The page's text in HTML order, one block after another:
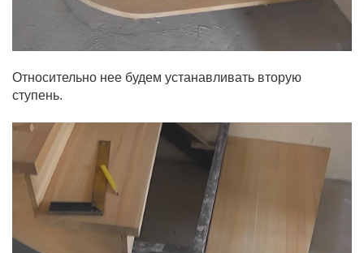
Относительно нее будем устанавливать вторую
ступень.